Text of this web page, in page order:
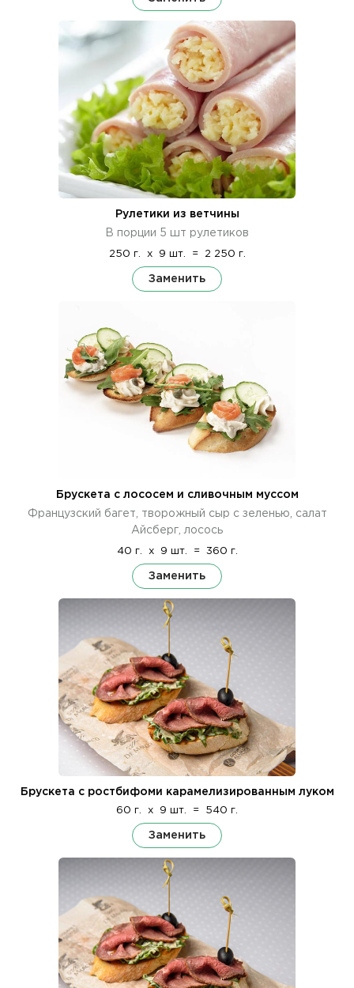
Рулетики из ветчины
В порции 5 шт рулетиков
250 г. x 9 шт. = 2 250 г.
Заменить
Брускета с лососем и сливочным муссом
Французский багет, творожный сыр с зеленью, салат
Айсберг, лосось
40 г. x 9 шт. = 360 г.
Заменить
Брускета с ростбифоми карамелизированным луком
60 г. x 9 шт. = 540 г.
Заменить